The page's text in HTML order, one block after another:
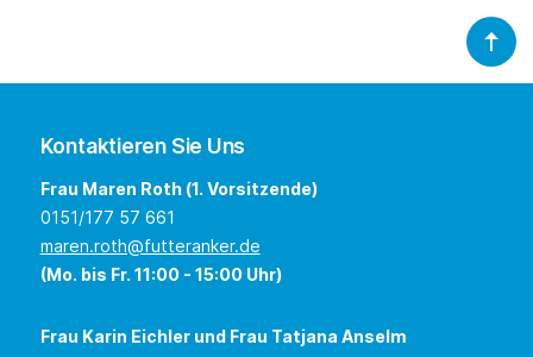
Kontaktieren Sie Uns
Frau Maren Roth (1. Vorsitzende)
0151/177 57 661
maren.roth@futteranker.de
(Mo. bis Fr. 11:00 - 15:00 Uhr)
Frau Karin Eichler und Frau Tatjana Anselm